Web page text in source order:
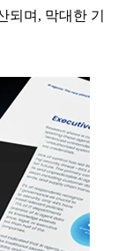
되며, 막대한 기